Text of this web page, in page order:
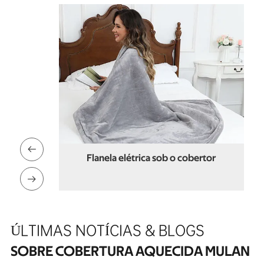
Flanela elétrica sob o cobertor


ÚLTIMAS NOTÍCIAS & BLOGS
SOBRE COBERTURA AQUECIDA MULAN